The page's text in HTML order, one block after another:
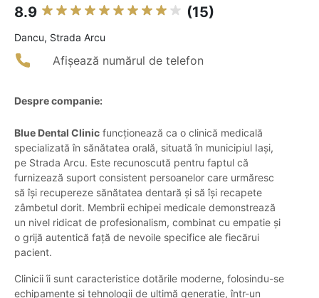
8.9 (15)
Dancu, Strada Arcu
Afișează numărul de telefon
Despre companie:
Blue Dental Clinic funcționează ca o clinică medicală
specializată în sănătatea orală, situată în municipiul Iași,
pe Strada Arcu. Este recunoscută pentru faptul că
furnizează suport consistent persoanelor care urmăresc
să își recupereze sănătatea dentară și să își recapete
zâmbetul dorit. Membrii echipei medicale demonstrează
un nivel ridicat de profesionalism, combinat cu empatie și
o grijă autentică față de nevoile specifice ale fiecărui
pacient.
Clinicii îi sunt caracteristice dotările moderne, folosindu-se
echipamente și tehnologii de ultimă generație, într-un